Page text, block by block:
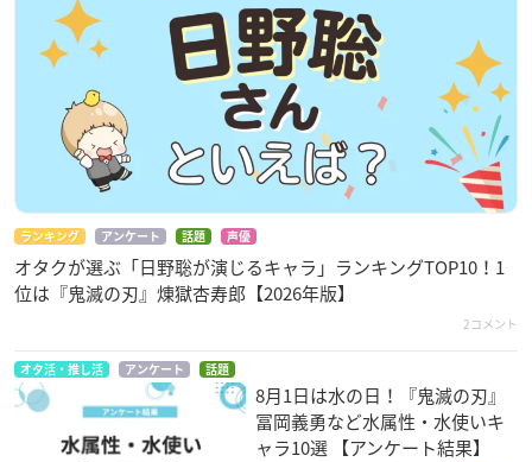
ランキング アンケート 話題 声優
オタクが選ぶ「日野聡が演じるキャラ」ランキングTOP10！1
位は『鬼滅の刃』煉󠄁獄杏寿郎【2026年版】
2コメント
オタ活・推し活 アンケート 話題
8月1日は水の日！『鬼滅の刃』
冨岡義勇など水属性・水使いキ
ャラ10選 【アンケート結果】